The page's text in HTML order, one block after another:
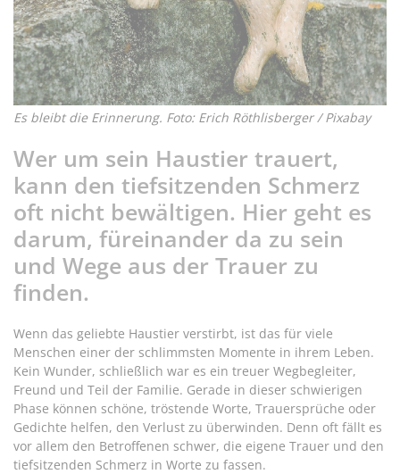
Es bleibt die Erinnerung. Foto: Erich Röthlisberger / Pixabay
Wer um sein Haustier trauert,
kann den tiefsitzenden Schmerz
oft nicht bewältigen. Hier geht es
darum, füreinander da zu sein
und Wege aus der Trauer zu
finden.
Wenn das geliebte Haustier verstirbt, ist das für viele
Menschen einer der schlimmsten Momente in ihrem Leben.
Kein Wunder, schließlich war es ein treuer Wegbegleiter,
Freund und Teil der Familie. Gerade in dieser schwierigen
Phase können schöne, tröstende Worte, Trauersprüche oder
Gedichte helfen, den Verlust zu überwinden. Denn oft fällt es
vor allem den Betroffenen schwer, die eigene Trauer und den
tiefsitzenden Schmerz in Worte zu fassen.